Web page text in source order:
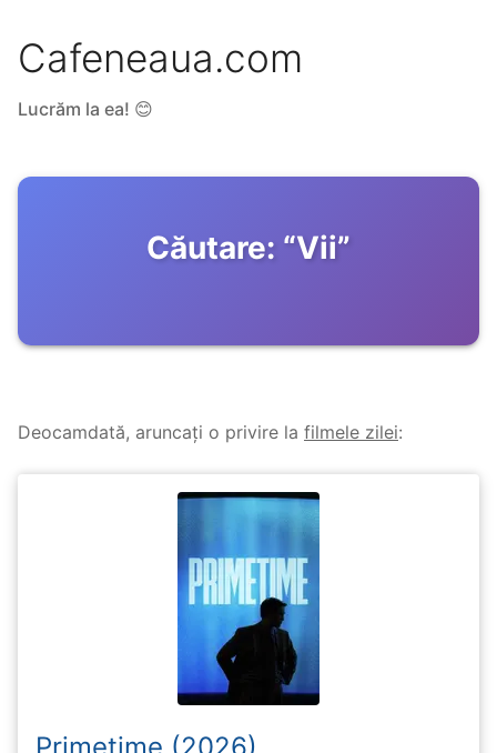
Cafeneaua.com
Lucrăm la ea! 😊
Căutare: “Vii”
Deocamdată, aruncați o privire la filmele zilei: